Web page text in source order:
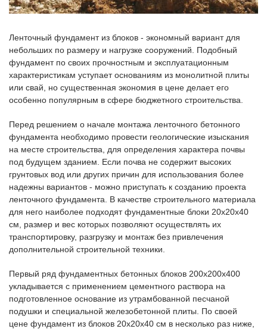
Ленточный фундамент из блоков - экономный вариант для
небольших по размеру и нагрузке сооружений. Подобный
фундамент по своих прочностным и эксплуатационным
характеристикам уступает основаниям из монолитной плиты
или свай, но существенная экономия в цене делает его
особенно популярным в сфере бюджетного строительства.
Перед решением о начале монтажа ленточного бетонного
фундамента необходимо провести геологические изыскания
на месте строительства, для определения характера почвы
под будущем зданием. Если почва не содержит высоких
грунтовых вод или других причин для использования более
надежны вариантов - можно приступать к созданию проекта
ленточного фундамента. В качестве строительного материала
для него наиболее подходят фундаментные блоки 20х20х40
см, размер и вес которых позволяют осуществлять их
транспортировку, разгрузку и монтаж без привлечения
дополнительной строительной техники.
Первый ряд фундаментных бетонных блоков 200х200х400
укладывается с применением цементного раствора на
подготовленное основание из утрамбованной песчаной
подушки и специальной железобетонной плиты. По своей
цене фундамент из блоков 20х20х40 см в несколько раз ниже,